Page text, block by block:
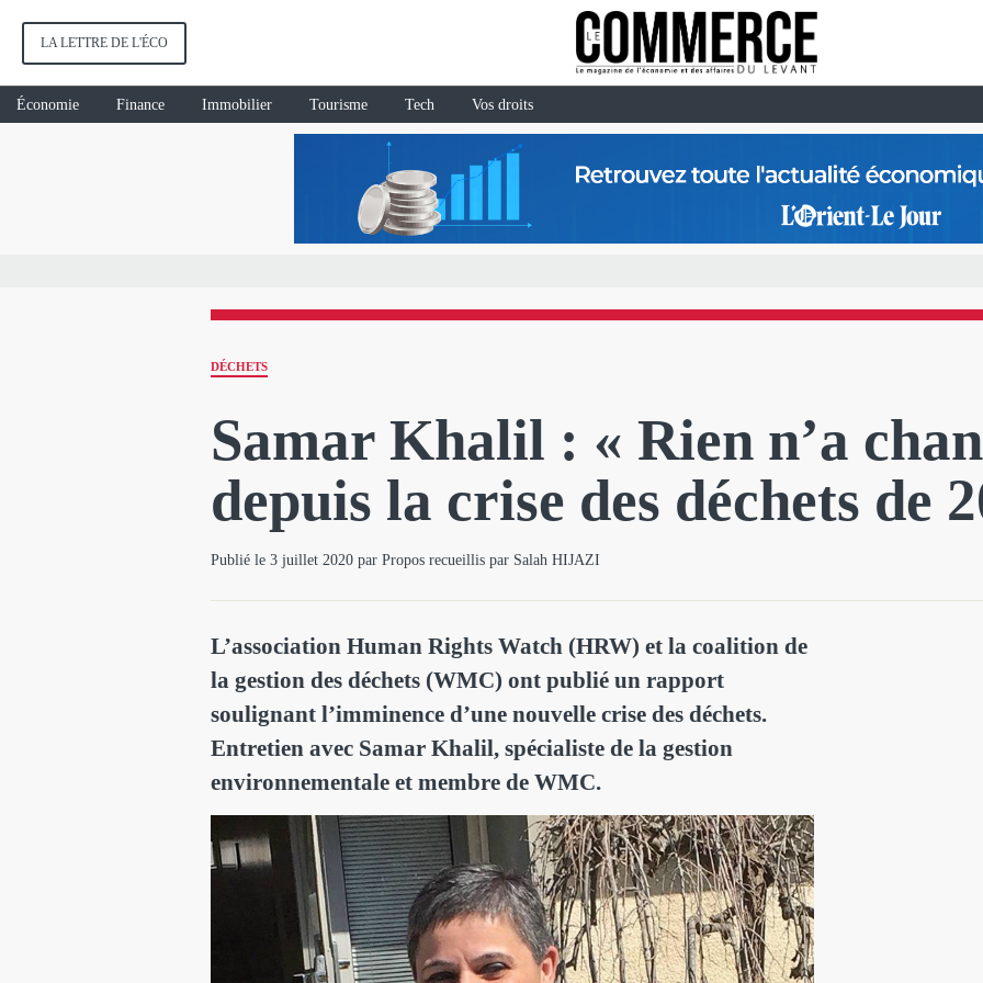
LA LETTRE DE L'ÉCO
Économie Finance Immobilier Tourisme Tech Vos droits
DÉCHETS
Samar Khalil : « Rien n’a
depuis la crise des déchets de
Publié le 3 juillet 2020 par Propos recueillis par Salah HIJAZI
L’association Human Rights Watch (HRW) et la coalition de
la gestion des déchets (WMC) ont publié un rapport
soulignant l’imminence d’une nouvelle crise des déchets.
Entretien avec Samar Khalil, spécialiste de la gestion
environnementale et membre de WMC.